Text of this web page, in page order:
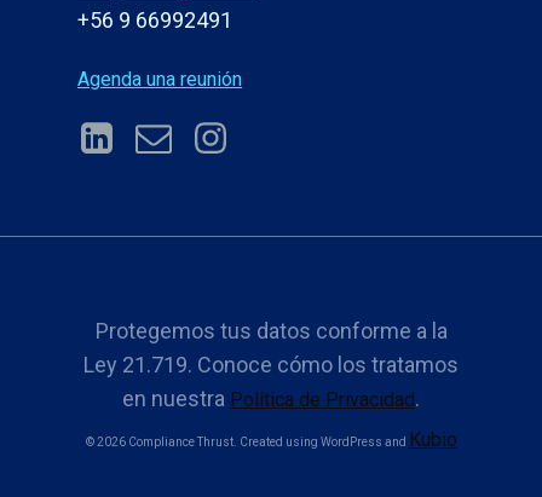
+56 9 66992491
Agenda una reunión
Protegemos tus datos conforme a la
Ley 21.719. Conoce cómo los tratamos
en nuestra Política de Privacidad.
© 2026 Compliance Thrust. Created using WordPress and Kubio